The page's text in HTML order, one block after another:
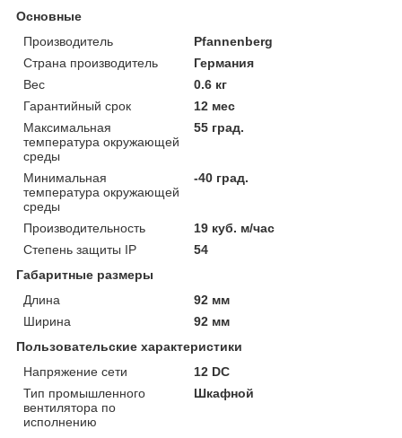
Основные
Производитель
Pfannenberg
Страна производитель
Германия
Вес
0.6 кг
Гарантийный срок
12 мес
Максимальная
температура окружающей
среды
55 град.
Минимальная
температура окружающей
среды
-40 град.
Производительность
19 куб. м/час
Степень защиты IP
54
Габаритные размеры
Длина
92 мм
Ширина
92 мм
Пользовательские характеристики
Напряжение сети
12 DC
Тип промышленного
вентилятора по
исполнению
Шкафной